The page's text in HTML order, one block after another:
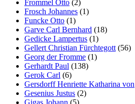
Frommel Otto (2)
Frosch Johannes (1)
Funcke Otto (1)
Garve Carl Bernhard (18)
Gedicke Lampertus (1)
Gellert Christian Fürchtegott (56)
Georg der Fromme (1)
Gerhardt Paul (138)
Gerok Carl (6)
Gersdorff Henriette Katharina von
Gesenius Justus (2)
Gigas Johann (5)